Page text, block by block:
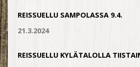
REISSUELLU SAMPOLASSA 9.4.
21.3.2024
REISSUELLU KYLÄTALOLLA